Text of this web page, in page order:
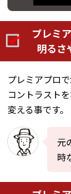
プレミ
明るさ
プレミアプロ
コントラスト
変える事です。
元
時